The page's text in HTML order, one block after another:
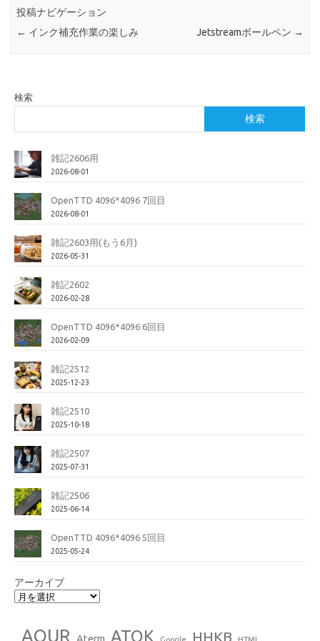
投稿ナビゲーション
← インク補充作業の楽しみ Jetstreamボールペン →
検索
検索
雑記2606用
2026-08-01
OpenTTD 4096*4096 7回目
2026-08-01
雑記2603用(もう6月)
2026-05-31
雑記2602
2026-02-28
OpenTTD 4096*4096 6回目
2026-02-09
雑記2512
2025-12-23
雑記2510
2025-10-18
雑記2507
2025-07-31
雑記2506
2025-06-14
OpenTTD 4096*4096 5回目
2025-05-24
アーカイブ
AOUR Aterm ATOK HHKB